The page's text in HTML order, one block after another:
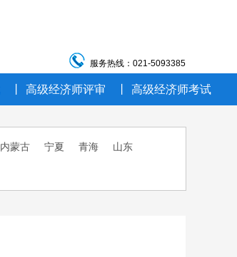
服务热线：021-5093385
高级经济师评审 高级经济师考试
内蒙古 宁夏 青海 山东